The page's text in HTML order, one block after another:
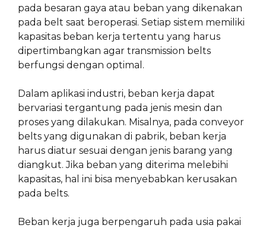
pada besaran gaya atau beban yang dikenakan
pada belt saat beroperasi. Setiap sistem memiliki
kapasitas beban kerja tertentu yang harus
dipertimbangkan agar transmission belts
berfungsi dengan optimal.
Dalam aplikasi industri, beban kerja dapat
bervariasi tergantung pada jenis mesin dan
proses yang dilakukan. Misalnya, pada conveyor
belts yang digunakan di pabrik, beban kerja
harus diatur sesuai dengan jenis barang yang
diangkut. Jika beban yang diterima melebihi
kapasitas, hal ini bisa menyebabkan kerusakan
pada belts.
Beban kerja juga berpengaruh pada usia pakai